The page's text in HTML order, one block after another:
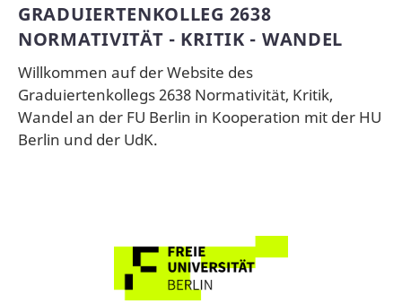
GRADUIERTENKOLLEG 2638
NORMATIVITÄT - KRITIK - WANDEL
Willkommen auf der Website des
Graduiertenkollegs 2638 Normativität, Kritik,
Wandel an der FU Berlin in Kooperation mit der HU
Berlin und der UdK.